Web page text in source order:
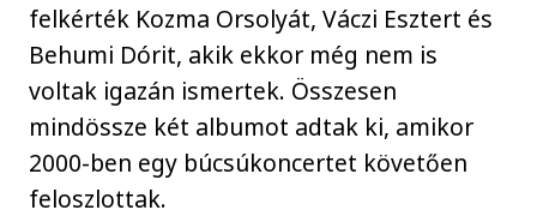
felkérték Kozma Orsolyát, Váczi Esztert és
Behumi Dórit, akik ekkor még nem is
voltak igazán ismertek. Összesen
mindössze két albumot adtak ki, amikor
2000-ben egy búcsúkoncertet követően
feloszlottak.